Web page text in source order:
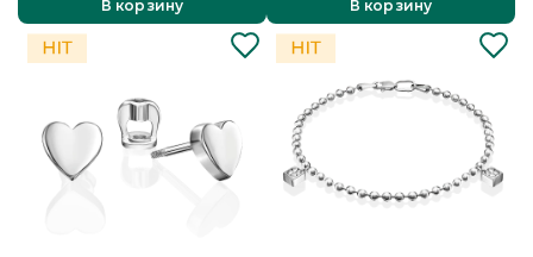
В корзину В корзину